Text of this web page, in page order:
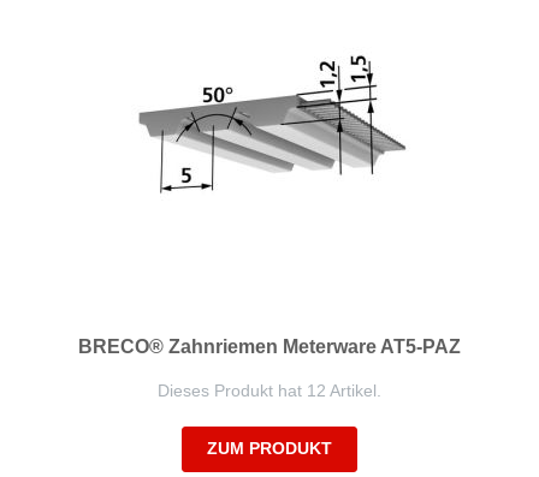
BRECO® Zahnriemen Meterware AT5-PAZ
Dieses Produkt hat 12 Artikel.
ZUM PRODUKT